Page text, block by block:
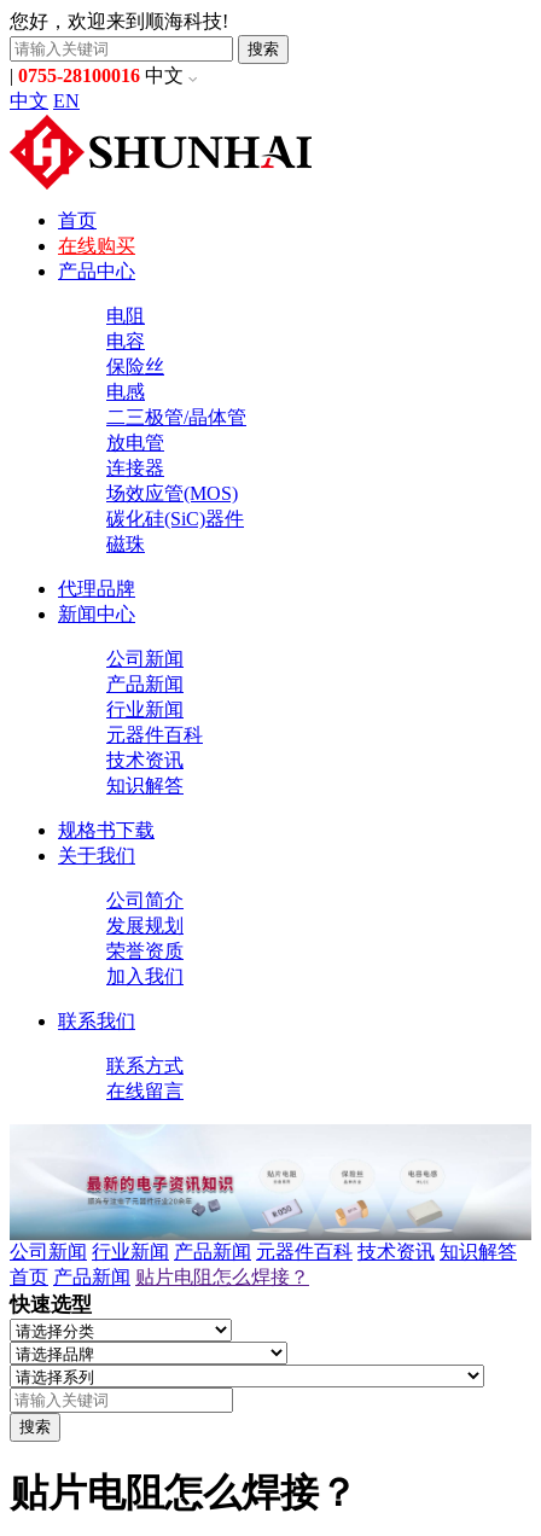
您好，欢迎来到顺海科技!
搜索
| 0755-28100016 中文
中文 EN
首页
在线购买
产品中心
电阻
电容
保险丝
电感
二三极管/晶体管
放电管
连接器
场效应管(MOS)
碳化硅(SiC)器件
磁珠
代理品牌
新闻中心
公司新闻
产品新闻
行业新闻
元器件百科
技术资讯
知识解答
规格书下载
关于我们
公司简介
发展规划
荣誉资质
加入我们
联系我们
联系方式
在线留言
公司新闻 行业新闻 产品新闻 元器件百科 技术资讯 知识解答
首页 产品新闻 贴片电阻怎么焊接？
快速选型
搜索
贴片电阻怎么焊接？